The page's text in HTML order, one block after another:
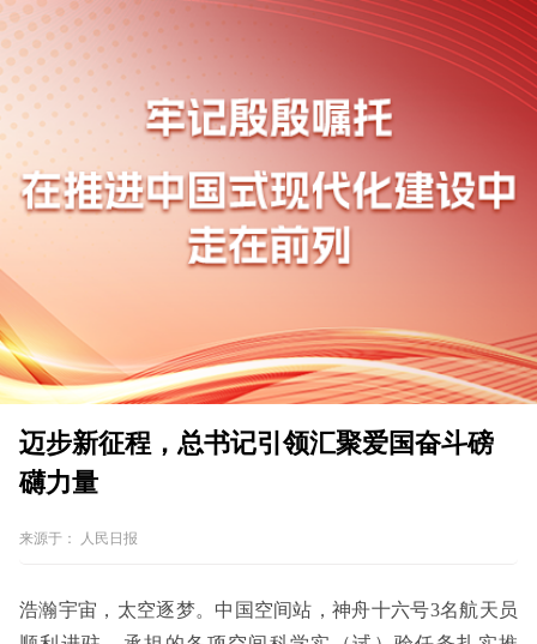
迈步新征程，总书记引领汇聚爱国奋斗磅
礴力量
来源于： 人民日报
浩瀚宇宙，太空逐梦。中国空间站，神舟十六号3名航天员